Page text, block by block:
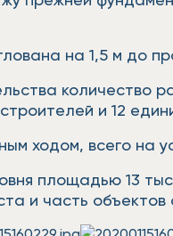
на 1,5 м до
количество
и 12
ходом, всего на
площадью 13
и часть